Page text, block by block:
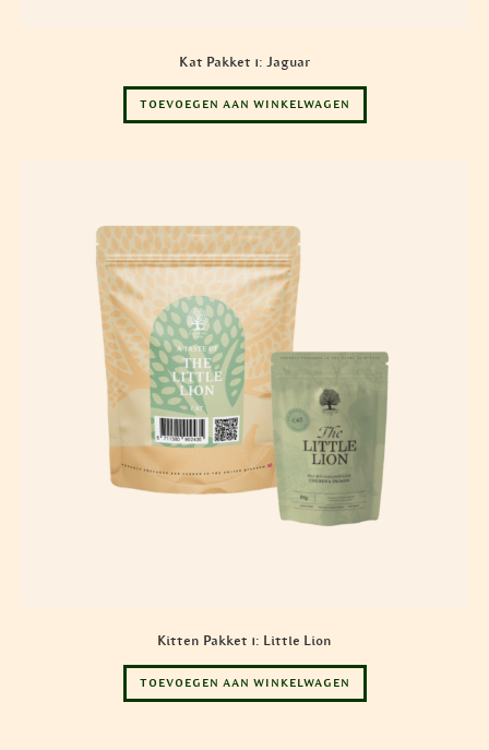
Kat Pakket 1: Jaguar
TOEVOEGEN AAN WINKELWAGEN
Kitten Pakket 1: Little Lion
TOEVOEGEN AAN WINKELWAGEN